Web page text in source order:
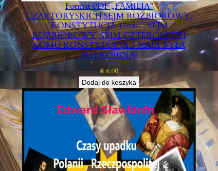
Format PDF „FAMILIA”
CZARTORYSKICH,SEJM ROZBIOROWY,
KONSTYTUCJA 1768r. , SEJM
ROZBIOROWY, SEJM CZTEROLETNI
KOMU KONSTYTUCJA 3 MAJA BYŁA
POTRZEBNA?
€6,00
Dodaj do koszyka